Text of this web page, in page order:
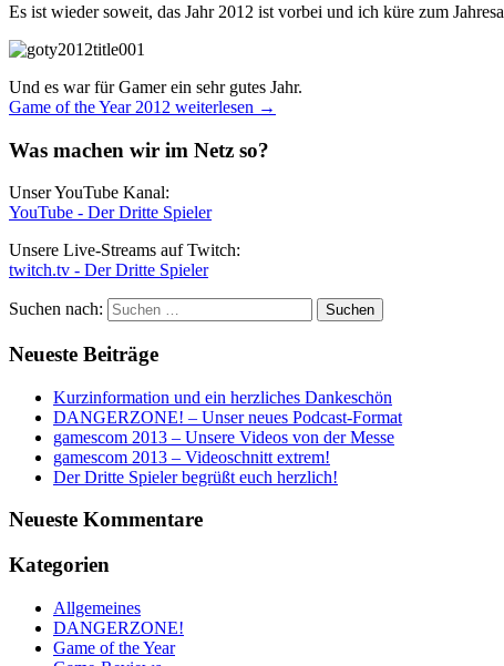
Es ist wieder soweit, das Jahr 2012 ist vorbei und ich küre zum
Und es war für Gamer ein sehr gutes Jahr.
Game of the Year 2012 weiterlesen →
Was machen wir im Netz so?
Unser YouTube Kanal:
YouTube - Der Dritte Spieler
Unsere Live-Streams auf Twitch:
twitch.tv - Der Dritte Spieler
Suchen nach:
Neueste Beiträge
Kurzinformation und ein herzliches Dankeschön
DANGERZONE! – Unser neues Podcast-Format
gamescom 2013 – Unsere Videos von der Messe
gamescom 2013 – Videoschnitt extrem!
Der Dritte Spieler begrüßt euch herzlich!
Neueste Kommentare
Kategorien
Allgemeines
DANGERZONE!
Game of the Year